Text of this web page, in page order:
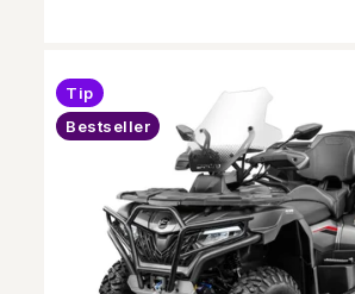
Tip
Bestseller